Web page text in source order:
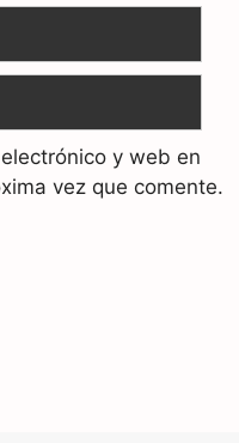
y web en
vez que comente.